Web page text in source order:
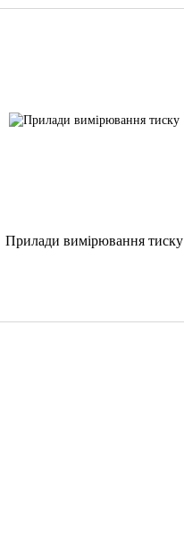
Прилади вимірювання тиску